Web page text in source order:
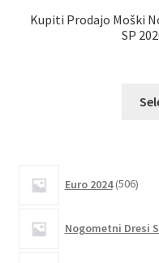
Kupiti Prodajo Moški
SP
Euro 2024 506
Nogometni Dresi